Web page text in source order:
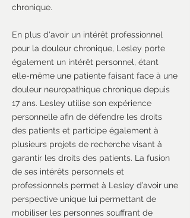
chronique.
En plus d'avoir un intérêt professionnel
pour la douleur chronique, Lesley porte
également un intérêt personnel, étant
elle-même une patiente faisant face à une
douleur neuropathique chronique depuis
17 ans. Lesley utilise son expérience
personnelle afin de défendre les droits
des patients et participe également à
plusieurs projets de recherche visant à
garantir les droits des patients. La fusion
de ses intérêts personnels et
professionnels permet à Lesley d’avoir une
perspective unique lui permettant de
mobiliser les personnes souffrant de